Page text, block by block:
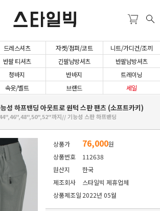
스타일빅
드레스셔츠 자켓/점퍼/코트
니트/가디건/조끼
반팔 티셔츠 긴팔남방셔츠
반팔남방셔츠
청바지 반바지
트레이닝
속옷/벨트 브랜드 세일
하프밴딩 아웃트로 원턱 스판 팬츠 (소프트카키)
까지// 기능성 스판 하프밴딩
상품가 76,000원
상품번호
112638
원산지
한국
제조회사
스타일빅 제휴업체
상품제조일 2022년 05월